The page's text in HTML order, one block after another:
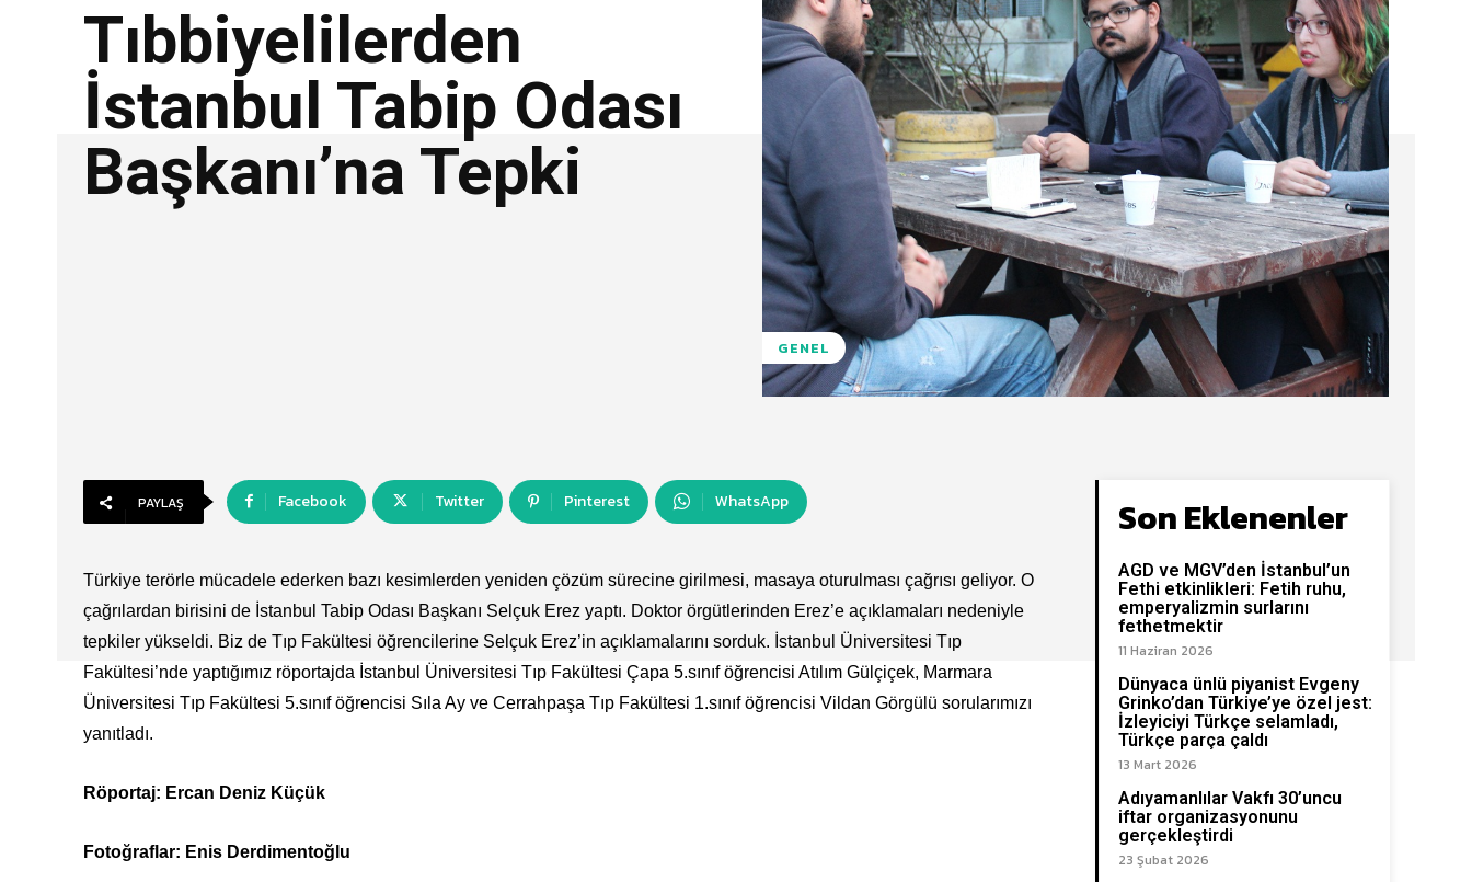
Tıbbiyelilerden
İstanbul Tabip Odası
Başkanı’na Tepki
GENEL
PAYLAŞ Facebook Twitter Pinterest WhatsApp
Türkiye terörle mücadele ederken bazı kesimlerden yeniden çözüm sürecine girilmesi, masaya oturulması çağrısı geliyor. O
çağrılardan birisini de İstanbul Tabip Odası Başkanı Selçuk Erez yaptı. Doktor örgütlerinden Erez’e açıklamaları nedeniyle
tepkiler yükseldi. Biz de Tıp Fakültesi öğrencilerine Selçuk Erez’in açıklamalarını sorduk. İstanbul Üniversitesi Tıp
Fakültesi’nde yaptığımız röportajda İstanbul Üniversitesi Tıp Fakültesi Çapa 5.sınıf öğrencisi Atılım Gülçiçek, Marmara
Üniversitesi Tıp Fakültesi 5.sınıf öğrencisi Sıla Ay ve Cerrahpaşa Tıp Fakültesi 1.sınıf öğrencisi Vildan Görgülü sorularımızı
yanıtladı.
Röportaj: Ercan Deniz Küçük
Fotoğraflar: Enis Derdimentoğlu
Son Eklenenler
AGD ve MGV’den İstanbul’un
Fethi etkinlikleri: Fetih ruhu,
emperyalizmin surlarını
fethetmektir
11 Haziran 2026
Dünyaca ünlü piyanist Evgeny
Grinko’dan Türkiye’ye özel jest:
İzleyiciyi Türkçe selamladı,
Türkçe parça çaldı
13 Mart 2026
Adıyamanlılar Vakfı 30’uncu
iftar organizasyonunu
gerçekleştirdi
23 Şubat 2026